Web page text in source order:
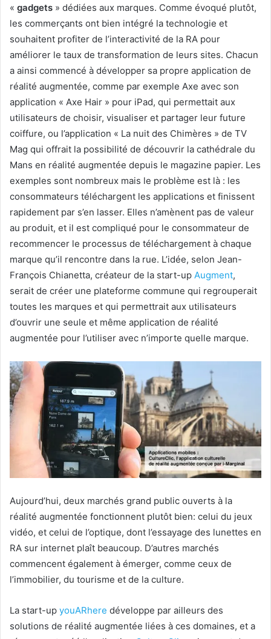
« gadgets » dédiées aux marques. Comme évoqué plutôt,
les commerçants ont bien intégré la technologie et
souhaitent profiter de l’interactivité de la RA pour
améliorer le taux de transformation de leurs sites. Chacun
a ainsi commencé à développer sa propre application de
réalité augmentée, comme par exemple Axe avec son
application « Axe Hair » pour iPad, qui permettait aux
utilisateurs de choisir, visualiser et partager leur future
coiffure, ou l’application « La nuit des Chimères » de TV
Mag qui offrait la possibilité de découvrir la cathédrale du
Mans en réalité augmentée depuis le magazine papier. Les
exemples sont nombreux mais le problème est là : les
consommateurs téléchargent les applications et finissent
rapidement par s’en lasser. Elles n’amènent pas de valeur
au produit, et il est compliqué pour le consommateur de
recommencer le processus de téléchargement à chaque
marque qu’il rencontre dans la rue. L’idée, selon Jean-
François Chianetta, créateur de la start-up Augment,
serait de créer une plateforme commune qui regrouperait
toutes les marques et qui permettrait aux utilisateurs
d’ouvrir une seule et même application de réalité
augmentée pour l’utiliser avec n’importe quelle marque.
Aujourd’hui, deux marchés grand public ouverts à la
réalité augmentée fonctionnent plutôt bien: celui du jeux
vidéo, et celui de l’optique, dont l’essayage des lunettes en
RA sur internet plaît beaucoup. D’autres marchés
commencent également à émerger, comme ceux de
l’immobilier, du tourisme et de la culture.
La start-up youARhere développe par ailleurs des
solutions de réalité augmentée liées à ces domaines, et a